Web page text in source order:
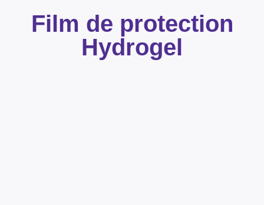
Film de protection
Hydrogel